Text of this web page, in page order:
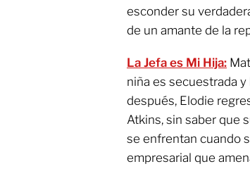
esconder su
de un amante de la
La Jefa es Mi Hija:
niña es secuestrada
después, Elodie
Atkins, sin saber que
se enfrentan cuando
empresarial que